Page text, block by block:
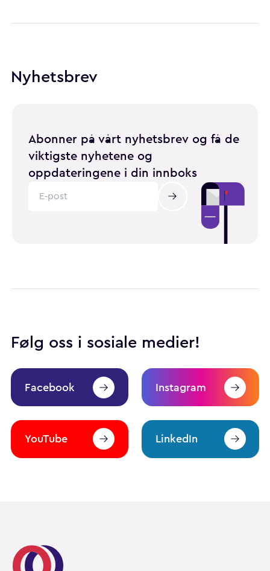
Nyhetsbrev
Abonner på vårt nyhetsbrev og få de
viktigste nyhetene og
oppdateringene i din innboks
Følg oss i sosiale medier!
Facebook Instagram
YouTube LinkedIn
Pårørendealliansen